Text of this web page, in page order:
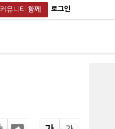
커뮤니티 함께 로그인